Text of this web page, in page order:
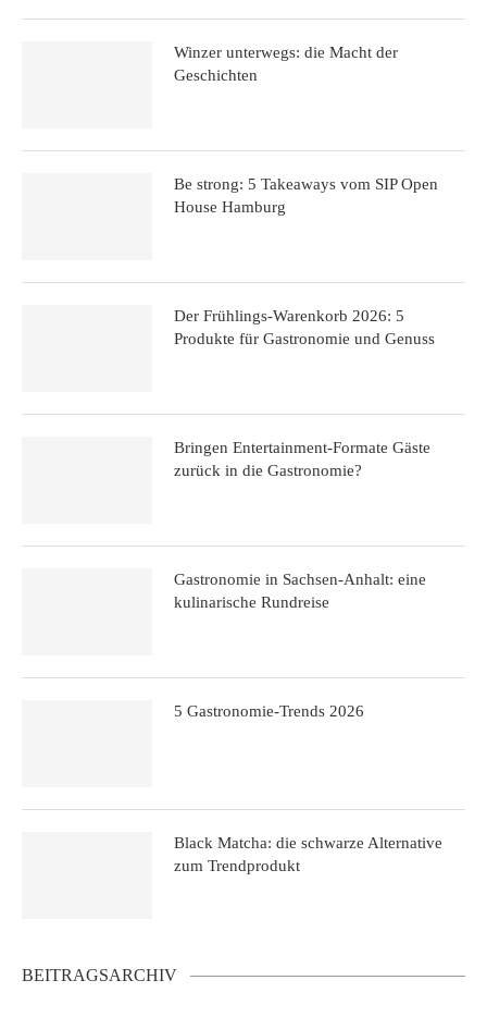
Winzer unterwegs: die Macht der
Geschichten
Be strong: 5 Takeaways vom SIP Open
House Hamburg
Der Frühlings-Warenkorb 2026: 5
Produkte für Gastronomie und Genuss
Bringen Entertainment-Formate Gäste
zurück in die Gastronomie?
Gastronomie in Sachsen-Anhalt: eine
kulinarische Rundreise
5 Gastronomie-Trends 2026
Black Matcha: die schwarze Alternative
zum Trendprodukt
BEITRAGSARCHIV